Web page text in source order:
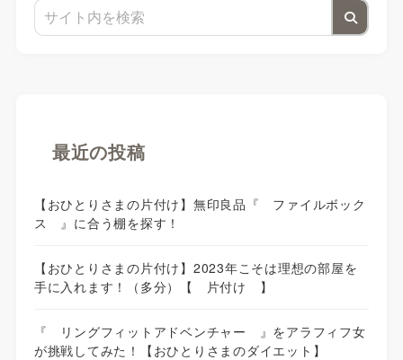
最近の投稿
【おひとりさまの片付け】無印良品『 ファイルボック
ス 』に合う棚を探す！
【おひとりさまの片付け】2023年こそは理想の部屋を
手に入れます！（多分）【 片付け 】
『 リングフィットアドベンチャー 』をアラフィフ女
が挑戦してみた！【おひとりさまのダイエット】